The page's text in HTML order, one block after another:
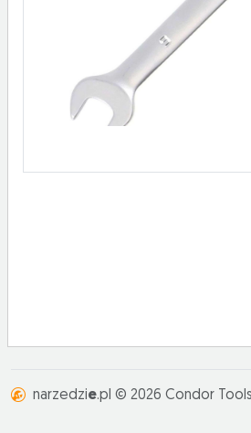
narzedzie.pl © 2026 Condor Tools